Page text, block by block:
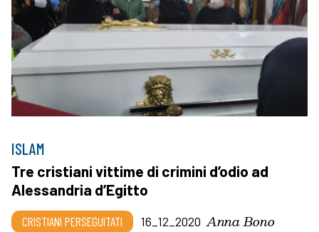
ISLAM
Tre cristiani vittime di crimini d’odio ad
Alessandria d’Egitto
CRISTIANI PERSEGUITATI 16_12_2020 Anna Bono